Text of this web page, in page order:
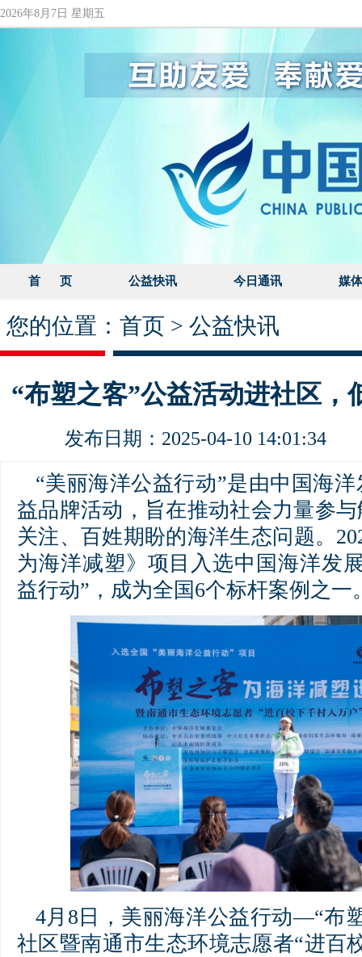
2026年8月7日 星期五
首 页 公益快讯 今日通讯 媒
您的位置： 首页 > 公益快讯
“布塑之客”公益活动进社区，
发布日期：2025-04-10 14:01:34
“美丽海洋公益行动”是由中国海
益品牌活动，旨在推动社会力量参
关注、百姓期盼的海洋生态问题。
为海洋减塑》项目入选中国海洋发
益行动”，成为全国6个标杆案例之一
4月8日，美丽海洋公益行动—“布
社区暨南通市生态环境志愿者“进百